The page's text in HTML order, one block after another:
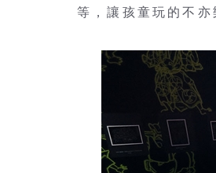
等，讓孩童玩的不亦